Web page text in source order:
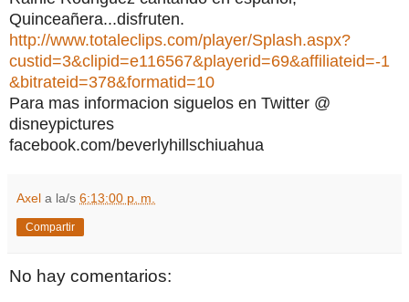
Quinceañera...disfruten.
http://www.totaleclips.com/player/Splash.aspx?
custid=3&clipid=e116567&playerid=69&affiliateid=-1
&bitrateid=378&formatid=10
Para mas informacion siguelos en Twitter @
disneypictures
facebook.com/beverlyhillschiuahua
Axel a la/s 6:13:00 p. m.
Compartir
No hay comentarios: